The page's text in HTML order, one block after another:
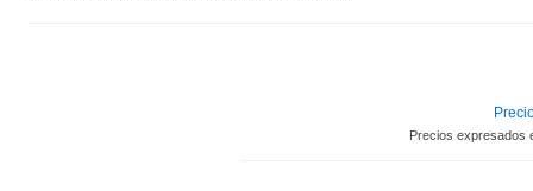
Precios expresados